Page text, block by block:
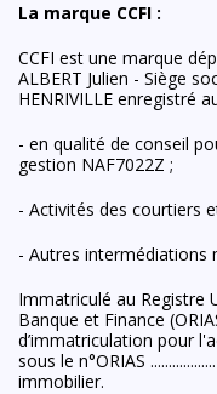
La marque CCFI :
CCFI est une marque
ALBERT Julien - Siège
HENRIVILLE enregistré
- en qualité de conseil
gestion NAF7022Z ;
- Activités des courtiers
- Autres intermédiations
Immatriculé au Registre
Banque et Finance
d’immatriculation pour
sous le n°ORIAS
immobilier.